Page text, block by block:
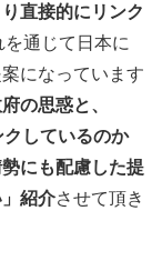
直接的にリンク
を通じて日本に
になっています
の思惑と、
しているのか
にも配慮した提
」紹介させて頂き